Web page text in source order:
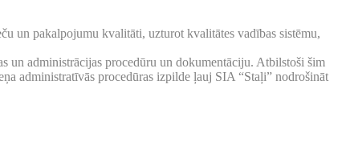
un pakalpojumu kvalitāti, uzturot kvalitātes vadības sistēmu,
un administrācijas procedūru un dokumentāciju. Atbilstoši šim
administratīvās procedūras izpilde ļauj SIA “Staļi” nodrošināt